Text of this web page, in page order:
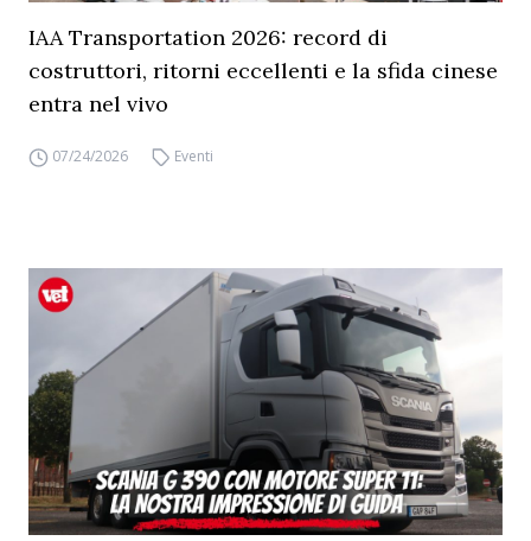
IAA Transportation 2026: record di
costruttori, ritorni eccellenti e la sfida cinese
entra nel vivo
07/24/2026 Eventi